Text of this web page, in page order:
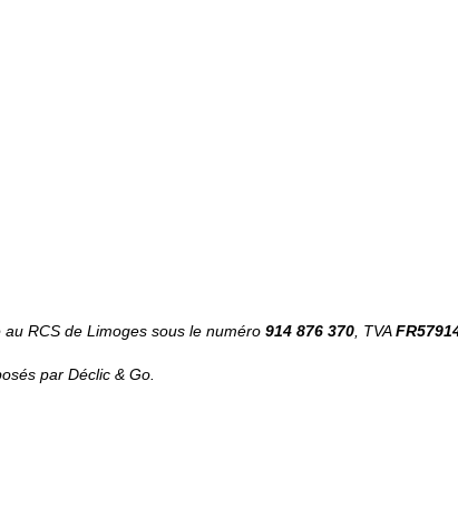
au RCS de Limoges sous le numéro 914 876 370 , TVA
par Déclic & Go.